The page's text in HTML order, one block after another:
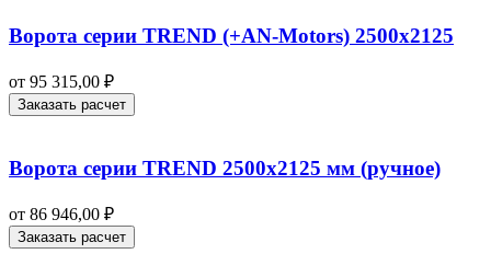
Ворота серии TREND (+AN‑Motors) 2500х2125
от 95 315,00 ₽
Заказать расчет
Ворота серии TREND 2500х2125 мм (ручное)
от 86 946,00 ₽
Заказать расчет